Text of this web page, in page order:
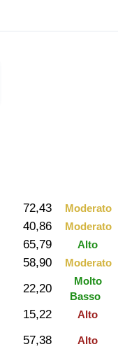
72,43 Moderato
40,86 Moderato
65,79 Alto
58,90 Moderato
22,20
Molto
Basso
15,22 Alto
57,38 Alto